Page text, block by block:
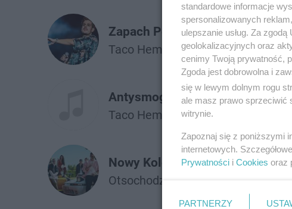
Zapach Perfum/follow You /
Taco Hemingway Twocolors
Antysmogowa Maska w Moim
Taco Hemingway ft.
Nowy Kolor
Otsochodzi
standardowe informacje
spersonalizowanych
ulepszanie usług. Za
geolokalizacyjnych oraz
cenimy Twoją prywatność,
Zgoda jest dobrowolna i
się w lewym dolnym rogu
ale masz prawo sprzeciwić
witrynie.
Zapoznaj się z poniższymi
internetowych.
Prywatności i Cookies oraz
PARTNERZY